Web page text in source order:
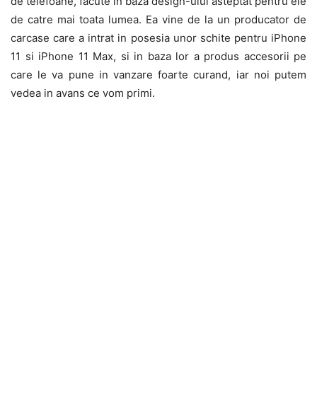
de catre mai toata lumea. Ea vine de la un producator de
carcase care a intrat in posesia unor schite pentru iPhone
11 si iPhone 11 Max, si in baza lor a produs accesorii pe
care le va pune in vanzare foarte curand, iar noi putem
vedea in avans ce vom primi.